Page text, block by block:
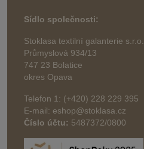
Sídlo společnosti:
Stoklasa textilní galanterie s.r.o.
Průmyslová 934/13
747 23 Bolatice
okres Opava
Telefon 1: (+420) 228 229 395
E-mail: eshop@stoklasa.cz
Číslo účtu: 5487372/0800